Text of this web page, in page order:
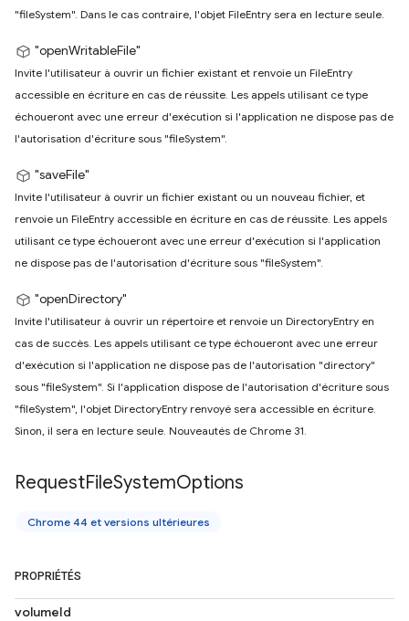
"fileSystem". Dans le cas contraire, l'objet FileEntry sera en lecture seule.
"openWritableFile"
Invite l'utilisateur à ouvrir un fichier existant et renvoie un FileEntry
accessible en écriture en cas de réussite. Les appels utilisant ce type
échoueront avec une erreur d'exécution si l'application ne dispose pas de
l'autorisation d'écriture sous "fileSystem".
"saveFile"
Invite l'utilisateur à ouvrir un fichier existant ou un nouveau fichier, et
renvoie un FileEntry accessible en écriture en cas de réussite. Les appels
utilisant ce type échoueront avec une erreur d'exécution si l'application
ne dispose pas de l'autorisation d'écriture sous "fileSystem".
"openDirectory"
Invite l'utilisateur à ouvrir un répertoire et renvoie un DirectoryEntry en
cas de succès. Les appels utilisant ce type échoueront avec une erreur
d'exécution si l'application ne dispose pas de l'autorisation "directory"
sous "fileSystem". Si l'application dispose de l'autorisation d'écriture sous
"fileSystem", l'objet DirectoryEntry renvoyé sera accessible en écriture.
Sinon, il sera en lecture seule. Nouveautés de Chrome 31.
RequestFileSystemOptions
Chrome 44 et versions ultérieures
PROPRIÉTÉS
volumeId